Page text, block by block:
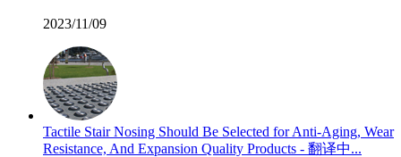
2023/11/09
Tactile Stair Nosing Should Be Selected for Anti-Aging, Wear
Resistance, And Expansion Quality Products - 翻译中...